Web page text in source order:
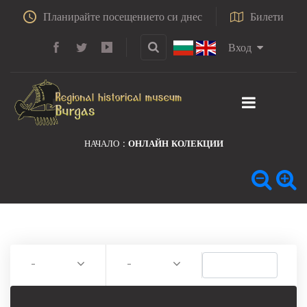
Планирайте посещението си днес Билети
Вход
НАЧАЛО ОНЛАЙН КОЛЕКЦИИ
- -